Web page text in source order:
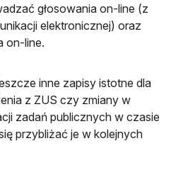
głosowania on-line (z
elektronicznej) oraz
on-line.
inne zapisy istotne dla
z ZUS czy zmiany w
zadań publicznych w czasie
przybliżać je w kolejnych